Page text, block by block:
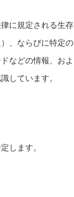
に規定される生存
、ならびに特定の
などの情報、およ
しています。
します。